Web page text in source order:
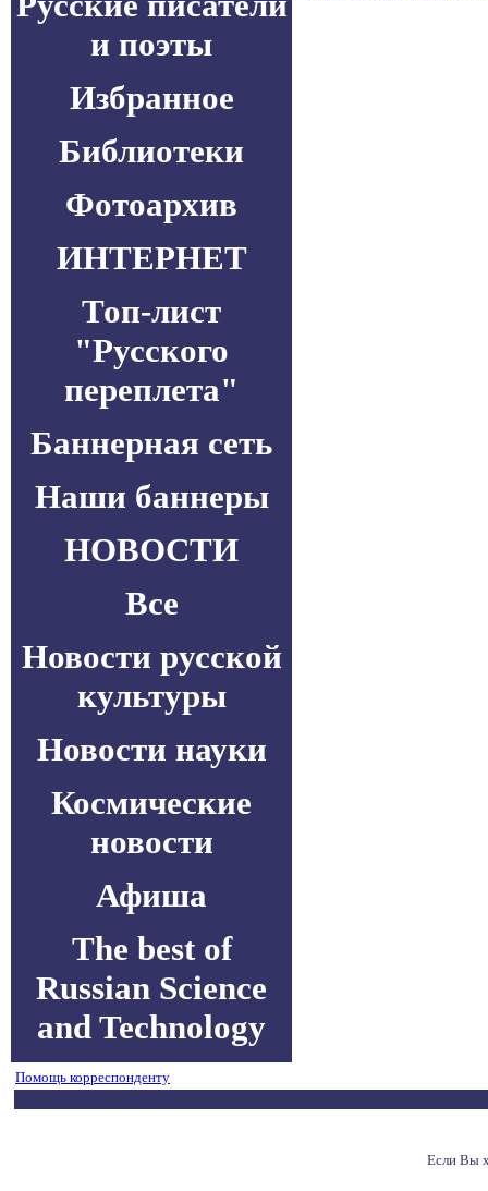
и поэты
Избранное
Библиотеки
Фотоархив
ИНТЕРНЕТ
Топ-лист
"Русского
переплета"
Баннерная сеть
Наши баннеры
НОВОСТИ
Все
Новости русской
культуры
Новости науки
Космические
новости
Афиша
The best of
Russian Science
and Technology
Помощь корреспонденту
Если Вы